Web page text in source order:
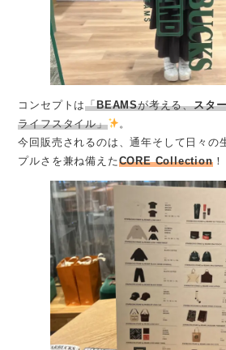
コンセプトは「BEAMSが考える、スタ
ライフスタイル」
。
今回販売されるのは、通年そして日々の
プルさを兼ね備えたCORE Collection！